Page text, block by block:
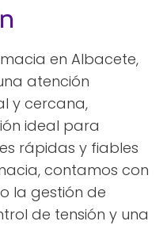
en Albacete,
atención
y cercana,
ideal para
rápidas y fiables
contamos con
la gestión de
de tensión y una